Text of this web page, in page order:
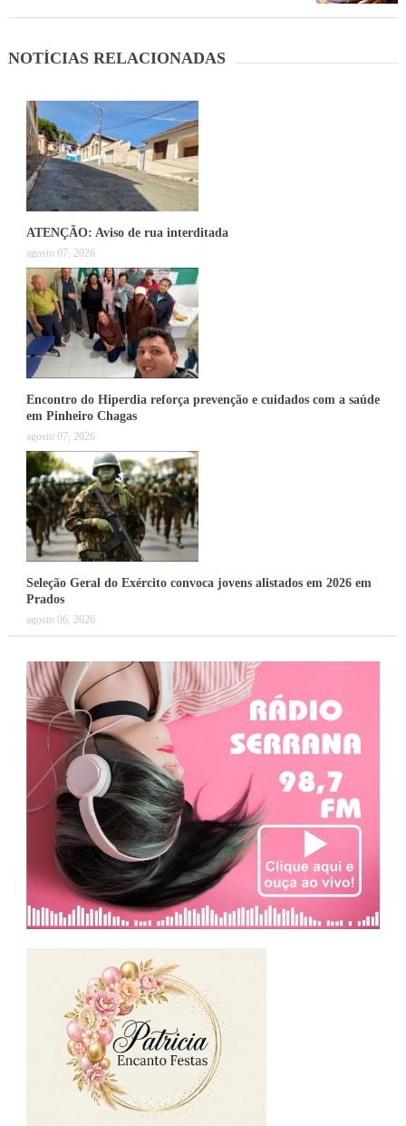
NOTÍCIAS RELACIONADAS
ATENÇÃO: Aviso de rua interditada
agosto 07, 2026
Encontro do Hiperdia reforça prevenção e cuidados com a saúde
em Pinheiro Chagas
agosto 07, 2026
Seleção Geral do Exército convoca jovens alistados em 2026 em
Prados
agosto 06, 2026